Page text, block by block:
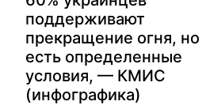
поддерживают
прекращение огня, но
есть определенные
условия, — КМИС
(инфографика)